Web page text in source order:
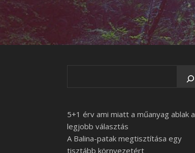
5+1 érv ami miatt a műanyag ablak a
legjobb választás
A Balina-patak megtisztítása egy
tisztább környezetért